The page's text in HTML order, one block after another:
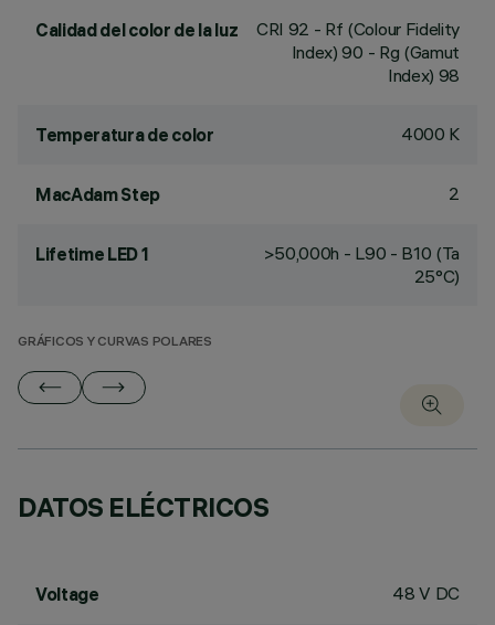
Calidad del color de la luz CRI 92 - Rf (Colour Fidelity
Index) 90 - Rg (Gamut
Index) 98
Temperatura de color 4000 K
MacAdam Step 2
Lifetime LED 1
>50,000h - L90 - B10 (Ta
25°C)
GRÁFICOS Y CURVAS POLARES
DATOS ELÉCTRICOS
Voltage 48 V DC